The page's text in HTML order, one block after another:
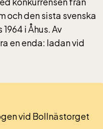
och den sista svenska
i Åhus. Av
en enda: ladan vid
vid Bollnästorget
Entré